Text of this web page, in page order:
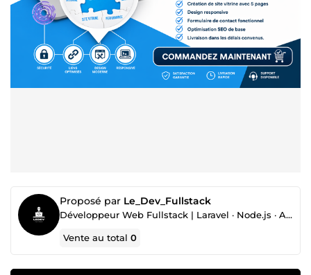
Proposé par Le_Dev_Fullstack
Développeur Web Fullstack | Laravel · Node.js · Architecture Système
Vente au total0